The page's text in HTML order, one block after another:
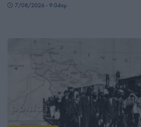
7/08/2026 - 9:04πμ